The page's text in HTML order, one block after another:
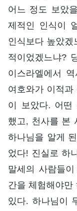
어느 정도 보았
제적인 인식이
인식보다 높았겠
적이었겠느냐?
이스라엘에서
여호와가 이적
이 보았다. 어떤
했고, 천사를 본
하나님을 알게
었다! 진실로 하
말세의 사람들
간을 체험해야만
있다. 하나님이